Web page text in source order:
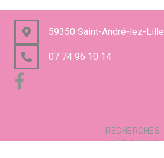
59350 Saint-André-lez-Lille
07 74 96 10 14
RECHERCHES
FRÉQUENTES